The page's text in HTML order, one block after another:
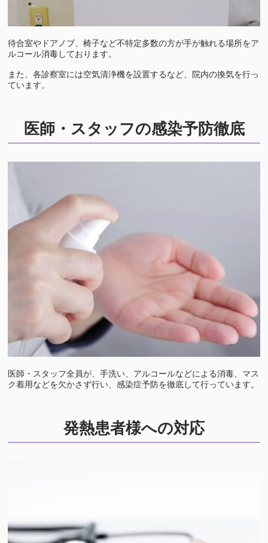
待合室やドアノブ、椅子など不特定多数の方が手が触れる場所をア
ルコール消毒しております。
また、各診察室には空気清浄機を設置するなど、院内の換気を行っ
ています。
医師・スタッフの感染予防徹底
医師・スタッフ全員が、手洗い、アルコールなどによる消毒、マス
ク着用などを欠かさず行い、感染症予防を徹底して行っています。
発熱患者様への対応